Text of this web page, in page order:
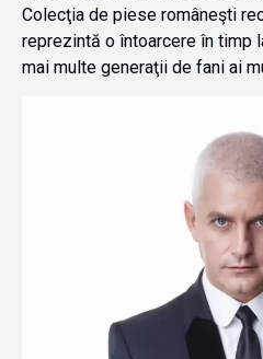
Colecţia de piese româneşti
reprezintă o întoarcere în timp
mai multe generaţii de fani ai